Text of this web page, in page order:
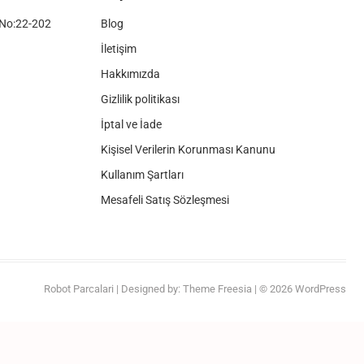
202
Blog
İletişim
Hakkımızda
Gizlilik politikası
İptal ve İade
Kişisel Verilerin Korunması Kanunu
Kullanım Şartları
Mesafeli Satış Sözleşmesi
Robot Parcalari | Designed by: Theme Freesia | © 2026 WordPress